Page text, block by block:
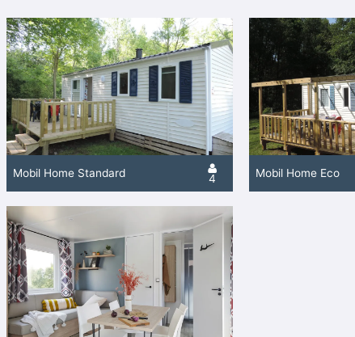
Mobil Home Standard 4 Mobil Home Eco